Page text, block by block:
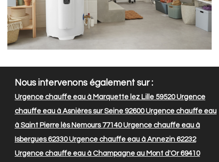
Nous intervenons également sur :
Urgence chauffe eau à Marquette lez Lille 59520Urgence
chauffe eau à Asnières sur Seine 92600Urgence chauffe eau
à Saint Pierre lès Nemours 77140Urgence chauffe eau à
Isbergues 62330Urgence chauffe eau à Annezin 62232
Urgence chauffe eau à Champagne au Mont d'Or 69410